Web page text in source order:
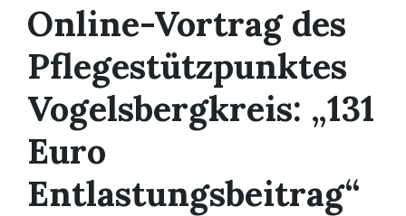
Online-Vortrag des
Pflegestützpunktes
Vogelsbergkreis: „131
Euro
Entlastungsbeitrag“